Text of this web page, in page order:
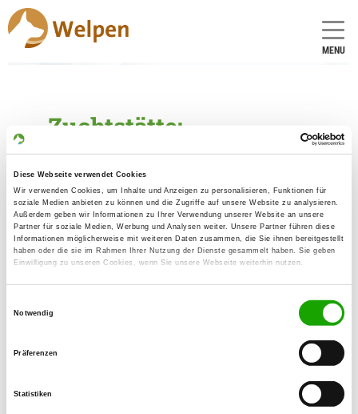
Diese Webseite verwendet Cookies
Wir verwenden Cookies, um Inhalte und Anzeigen zu personalisieren, Funktionen für
soziale Medien anbieten zu können und die Zugriffe auf unsere Website zu analysieren.
Außerdem geben wir Informationen zu Ihrer Verwendung unserer Website an unsere
Partner für soziale Medien, Werbung und Analysen weiter. Unsere Partner führen diese
Informationen möglicherweise mit weiteren Daten zusammen, die Sie ihnen bereitgestellt
haben oder die sie im Rahmen Ihrer Nutzung der Dienste gesammelt haben. Sie geben
Einwilligung zu unseren Cookies, wenn Sie unsere Webseite weiterhin nutzen.
Notwendig
Präferenzen
Statistiken
MENU
Zuchtstätte:
von Isidora
Gründungsdatum: 18.03.1985
Eleveur
Martin Schneider
Rembrandstr. 21